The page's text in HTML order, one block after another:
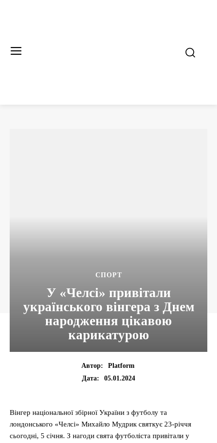
CПОРТ
У «Челсі» привітали
українського вінгера з Днем
народження цікавою
карикатурою
Автор:
Platform
Дата:
05.01.2024
Вінгер національної збірної України з футболу та
лондонського «Челсі» Михайло Мудрик святкує 23-річчя
сьогодні, 5 січня. З нагоди свята футболіста привітали у